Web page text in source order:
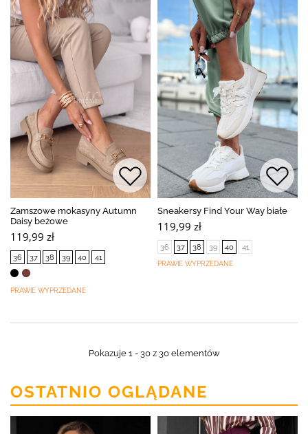
Zamszowe mokasyny Autumn
Daisy beżowe
119,99 zł
36 37 38 39 40 41
PRAWIE WYPRZEDANE
Sneakersy Find Your Way białe
119,99 zł
36 37 38 39 40 41
PRAWIE WYPRZEDANE
Pokazuje 1 - 30 z 30 elementów
OSTATNIO OGLĄDANE